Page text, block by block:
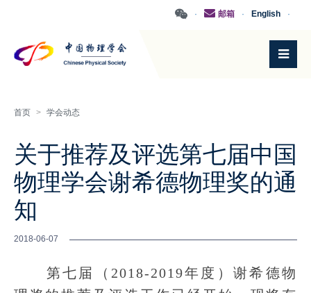
·
English
·
邮箱
·
首页 > 学会动态
关于推荐及评选第七届中国
物理学会谢希德物理奖的通
知
2018-06-07
第七届（2018-2019年度）谢希德物